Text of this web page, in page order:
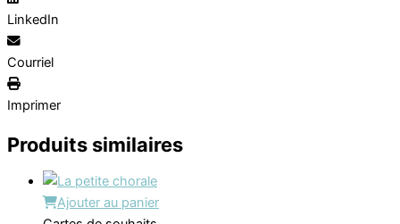
LinkedIn
Courriel
Imprimer
Produits similaires
Ajouter au panier